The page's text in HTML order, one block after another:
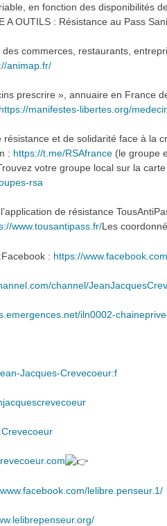
en fonction des disponibilités
A OUTILS : Résistance au Pass
des commerces, restaurants,
animap.fr/
prescrire », annuaire en France
https://manifestes-libertes.org/
et de solidarité face à la
: https://t.me/RSAfrance (le groupe
votre groupe local sur la
rsa
de résistance
www.tousantipass.fr/Les
: https://
channel/
iln0002-
Jacques-Crevecoeur:f
lelibre.penseur.1/